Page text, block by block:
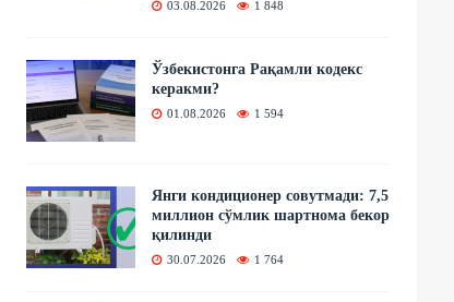
03.08.2026 1 848
Ўзбекистонга Рақамли кодекс
керакми?
01.08.2026 1 594
Янги кондиционер совутмади: 7,5
миллион сўмлик шартнома бекор
қилинди
30.07.2026 1 764